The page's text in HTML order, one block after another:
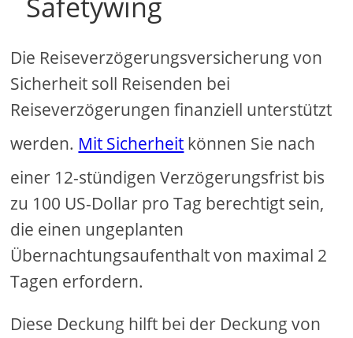
Safetywing
Die Reiseverzögerungsversicherung von
Sicherheit soll Reisenden bei
Reiseverzögerungen finanziell unterstützt
werden. Mit Sicherheit können Sie nach
einer 12-stündigen Verzögerungsfrist bis
zu 100 US-Dollar pro Tag berechtigt sein,
die einen ungeplanten
Übernachtungsaufenthalt von maximal 2
Tagen erfordern.
Diese Deckung hilft bei der Deckung von